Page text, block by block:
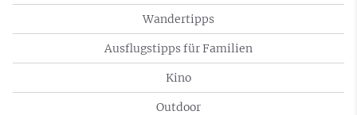
Wandertipps
Ausflugstipps für Familien
Kino
Outdoor